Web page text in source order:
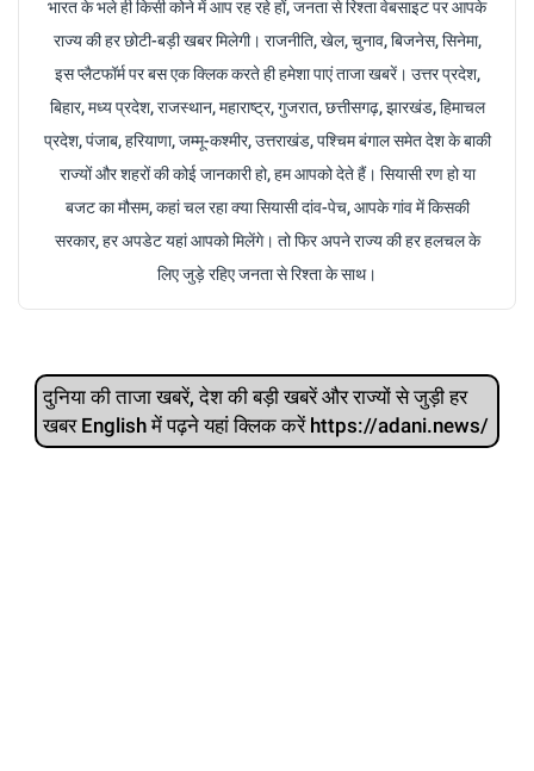
भारत के भले ही किसी कोने में आप रह रहे हों, जनता से रिश्ता वेबसाइट पर आपके
राज्य की हर छोटी-बड़ी खबर मिलेगी। राजनीति, खेल, चुनाव, बिजनेस, सिनेमा,
इस प्लैटफॉर्म पर बस एक क्लिक करते ही हमेशा पाएं ताजा खबरें। उत्तर प्रदेश,
बिहार, मध्य प्रदेश, राजस्थान, महाराष्ट्र, गुजरात, छत्तीसगढ़, झारखंड, हिमाचल
प्रदेश, पंजाब, हरियाणा, जम्मू-कश्मीर, उत्तराखंड, पश्चिम बंगाल समेत देश के बाकी
राज्यों और शहरों की कोई जानकारी हो, हम आपको देते हैं। सियासी रण हो या
बजट का मौसम, कहां चल रहा क्या सियासी दांव-पेच, आपके गांव में किसकी
सरकार, हर अपडेट यहां आपको मिलेंगे। तो फिर अपने राज्य की हर हलचल के
लिए जुड़े रहिए जनता से रिश्ता के साथ।
दुनिया की ताजा खबरें, देश की बड़ी खबरें और राज्‍यों से जुड़ी हर
खबर English में पढ़ने यहां क्लिक करें https://adani.news/